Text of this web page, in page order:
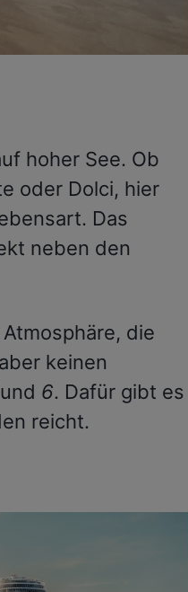
hoher See. Ob
oder Dolci, hier
Das
neben den
die
keinen
und 6. Dafür gibt es
reicht.